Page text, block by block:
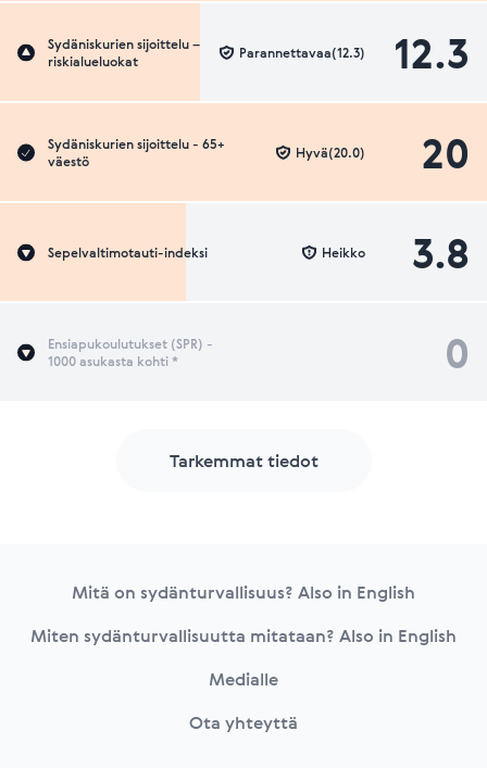
Sydäniskurien sijoittelu –
riskialueluokat
12.3
Parannettavaa(12.3)
Sydäniskurien sijoittelu - 65+
väestö
20
Hyvä(20.0)
Sepelvaltimotauti-indeksi 3.8
Heikko
Ensiapukoulutukset (SPR) -
1000 asukasta kohti *
0
Tarkemmat tiedot
Mitä on sydänturvallisuus? Also in English
Miten sydänturvallisuutta mitataan? Also in English
Medialle
Ota yhteyttä